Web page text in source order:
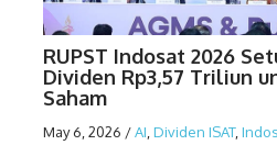
RUPST Indosat 2026
Dividen Rp3,57 Triliun
Saham
May 6, 2026 /AI Dividen ISAT,